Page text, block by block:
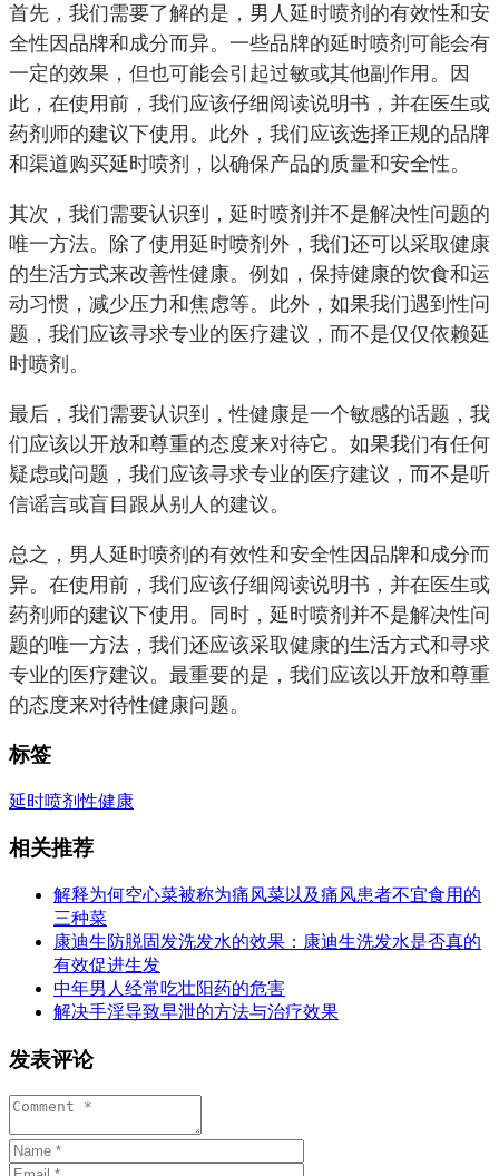
首先，我们需要了解的是，男人延时喷剂的有效性和安
全性因品牌和成分而异。一些品牌的延时喷剂可能会有
一定的效果，但也可能会引起过敏或其他副作用。因
此，在使用前，我们应该仔细阅读说明书，并在医生或
药剂师的建议下使用。此外，我们应该选择正规的品牌
和渠道购买延时喷剂，以确保产品的质量和安全性。
其次，我们需要认识到，延时喷剂并不是解决性问题的
唯一方法。除了使用延时喷剂外，我们还可以采取健康
的生活方式来改善性健康。例如，保持健康的饮食和运
动习惯，减少压力和焦虑等。此外，如果我们遇到性问
题，我们应该寻求专业的医疗建议，而不是仅仅依赖延
时喷剂。
最后，我们需要认识到，性健康是一个敏感的话题，我
们应该以开放和尊重的态度来对待它。如果我们有任何
疑虑或问题，我们应该寻求专业的医疗建议，而不是听
信谣言或盲目跟从别人的建议。
总之，男人延时喷剂的有效性和安全性因品牌和成分而
异。在使用前，我们应该仔细阅读说明书，并在医生或
药剂师的建议下使用。同时，延时喷剂并不是解决性问
题的唯一方法，我们还应该采取健康的生活方式和寻求
专业的医疗建议。最重要的是，我们应该以开放和尊重
的态度来对待性健康问题。
标签
延时喷剂性健康
相关推荐
解释为何空心菜被称为痛风菜以及痛风患者不宜食用的
三种菜
康迪生防脱固发洗发水的效果：康迪生洗发水是否真的
有效促进生发
中年男人经常吃壮阳药的危害
解决手淫导致早泄的方法与治疗效果
发表评论